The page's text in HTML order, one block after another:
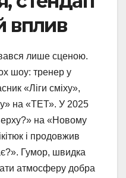
вплив
лише сценою.
шоу: тренер у
«Ліги сміху»,
на «ТЕТ». У 2025
на «Новому
і продовжив
Гумор, швидка
атмосферу добра